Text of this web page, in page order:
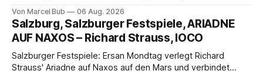
eine bildgewaltige Inszenierung, Maxime Pascal entfaltet
die komplexe Partitur eindrucksvoll, Philippe Sly berührt als
Franziskus.
Von Marcel Bub 06 Aug. 2026
Salzburg, Salzburger Festspiele, ARIADNE
AUF NAXOS – Richard Strauss, IOCO
Salzburger Festspiele: Ersan Mondtag verlegt Richard
Strauss' Ariadne auf Naxos auf den Mars und verbindet